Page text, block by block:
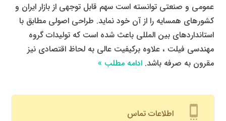
عمومی و صنعتی توانسته است سهم قابل توجهی از بازار ایران و
کشورهای همسایه را از آن خود نماید. طراحی اصولی مطابق با
استانداردهای بین المللی باعث شده است که تولیدات گروه
مهندسی فیلت ، علاوه برکیفیت عالی به لحاظ اقتصادی نیز
مقرون به صرفه باشد. ادامه مطلب »
settings_cell اطلاعات تماس